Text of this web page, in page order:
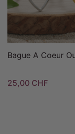
Bague A Coeur
25,00 CHF